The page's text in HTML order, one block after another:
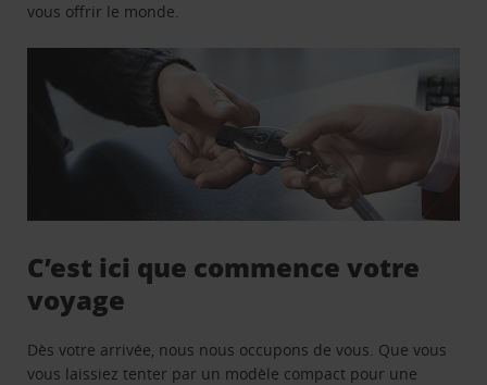
vous offrir le monde.
C’est ici que commence votre
voyage
Dès votre arrivée, nous nous occupons de vous. Que vous
vous laissiez tenter par un modèle compact pour une